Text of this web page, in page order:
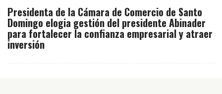
Presidenta de la Cámara de Comercio de Santo
Domingo elogia gestión del presidente Abinader
para fortalecer la confianza empresarial y atraer
inversión